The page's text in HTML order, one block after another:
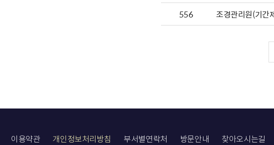
556
조경관리원(기간
이용약관 개인정보처리방침 부서별연락처 방문안내 찾아오시는길